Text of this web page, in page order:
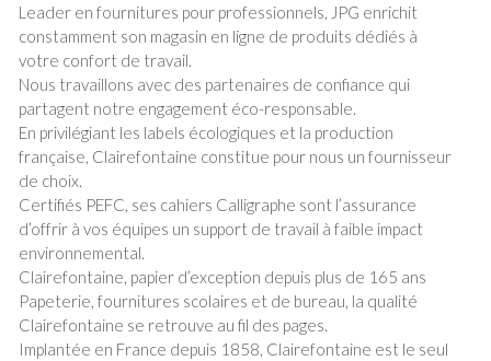
Leader en fournitures pour professionnels, JPG enrichit
constamment son magasin en ligne de produits dédiés à
votre confort de travail.
Nous travaillons avec des partenaires de confiance qui
partagent notre engagement éco-responsable.
En privilégiant les labels écologiques et la production
française, Clairefontaine constitue pour nous un fournisseur
de choix.
Certifiés PEFC, ses cahiers Calligraphe sont l’assurance
d’offrir à vos équipes un support de travail à faible impact
environnemental.
Clairefontaine, papier d’exception depuis plus de 165 ans
Papeterie, fournitures scolaires et de bureau, la qualité
Clairefontaine se retrouve au fil des pages.
Implantée en France depuis 1858, Clairefontaine est le seul